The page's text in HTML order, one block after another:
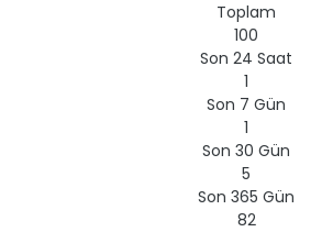
Toplam
100
Son 24 Saat
1
Son 7 Gün
1
Son 30 Gün
5
Son 365 Gün
82